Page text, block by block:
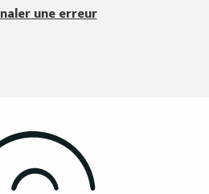
une erreur